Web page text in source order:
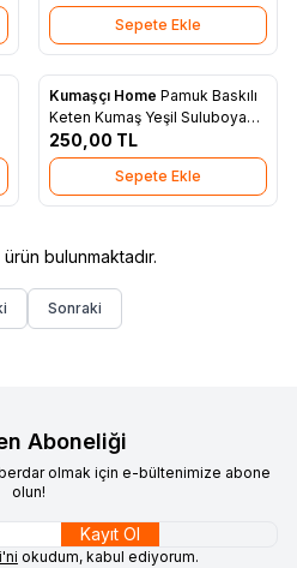
Sepete Ekle
Yeni
Favorilere Ekle
Kumaşçı Home Pamuk Baskılı
Keten Kumaş Yeşil Suluboya
Desenli 3
250,00 TL
Sepete Ekle
ürün bulunmaktadır.
Sonraki
Aboneliği
olmak için e-bültenimize abone
olun!
Kayıt Ol
okudum, kabul ediyorum.